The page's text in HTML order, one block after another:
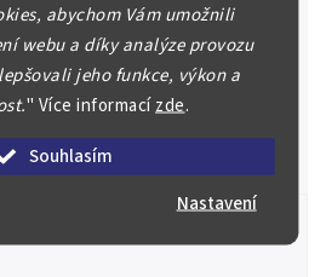
abychom Vám umožnili
webu a díky analýze provozu
jeho funkce, výkon a
" Více informacízde.
Souhlasím
Nastavení
nepřetržitě již od roku 2000
aukcích prodali významné sbírky i
mincí, bankovek, řádů a vyznamenání
rekordní ceny.